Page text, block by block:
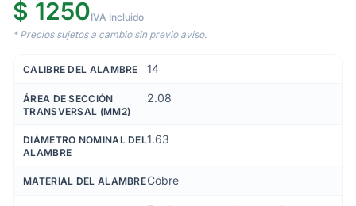
$ 1250IVA Incluido
* Precios sujetos a cambio sin previo aviso.
CALIBRE DEL ALAMBRE 14
ÁREA DE SECCIÓN
TRANSVERSAL (MM2)
2.08
DIÁMETRO NOMINAL DEL
ALAMBRE
1.63
MATERIAL DEL ALAMBRECobre